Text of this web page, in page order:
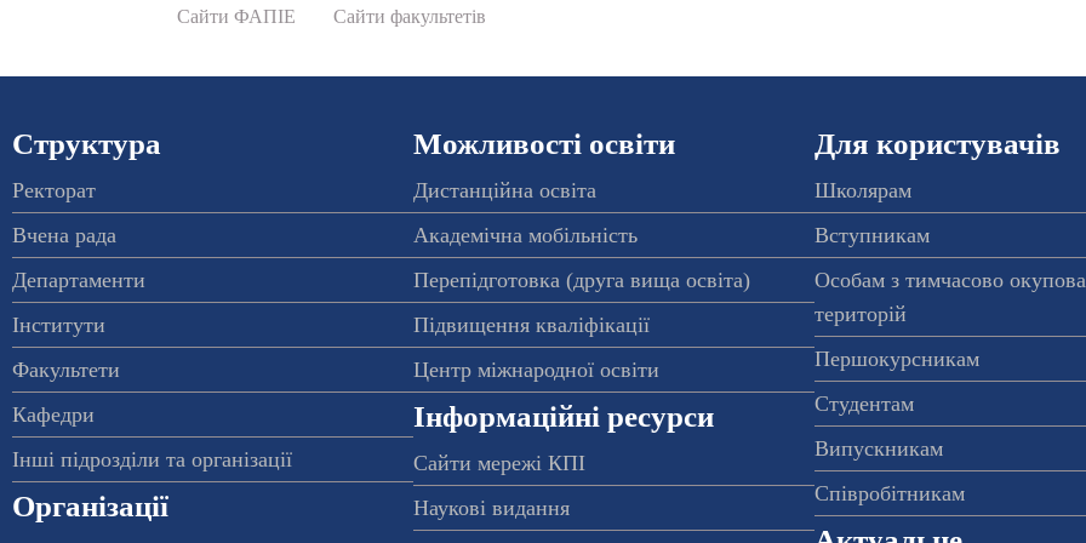
Сайти ФАПІЕ Сайти факультетів
Структура
Ректорат
Вчена рада
Департаменти
Інститути
Факультети
Кафедри
Інші підрозділи та організації
Організації
Можливості освіти
Дистанційна освіта
Академічна мобільність
Перепідготовка (друга вища освіта)
Підвищення кваліфікації
Центр міжнародної освіти
Інформаційні ресурси
Сайти мережі КПІ
Наукові видання
Для користувачів
Школярам
Вступникам
Особам з тимчасово
територій
Першокурсникам
Студентам
Випускникам
Співробітникам